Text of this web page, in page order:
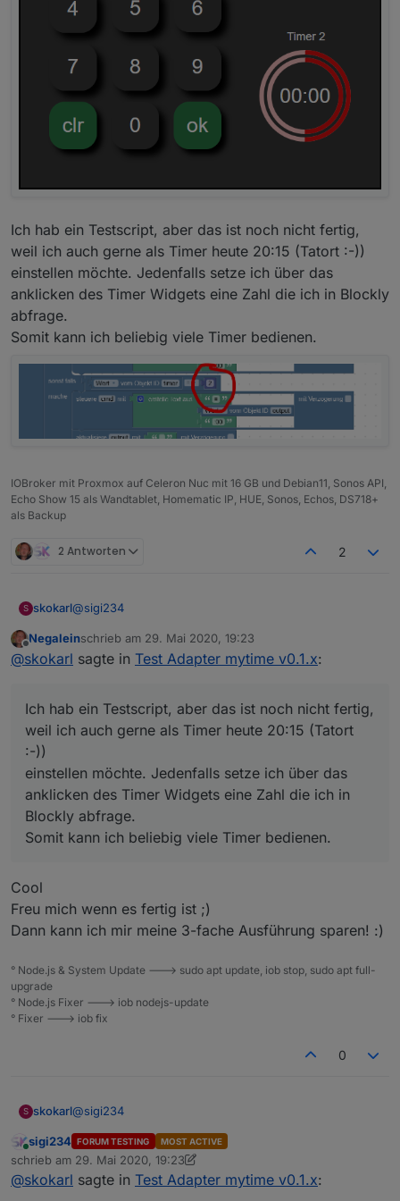
Wenn ich mehrere Timer habe kann ich immer nur
einen Timer schalten, geht das auch mit
mehreren?
Ich hab ein Testscript, aber das ist noch nicht fertig,
weil ich auch gerne als Timer heute 20:15 (Tatort :-))
einstellen möchte. Jedenfalls setze ich über das
anklicken des Timer Widgets eine Zahl die ich in Blockly
abfrage.
Somit kann ich beliebig viele Timer bedienen.
IOBroker mit Proxmox auf Celeron Nuc mit 16 GB und Debian11, Sonos API,
Echo Show 15 als Wandtablet, Homematic IP, HUE, Sonos, Echos, DS718+
als Backup
2 Antworten 2
S skokarl@sigi234
1.) die Zeit ist das myTime Countdown Plain Widget von
@OliverIO
Ich hab ein Testscript, aber das ist noch nicht fertig,
weil ich auch gerne als Timer heute 20:15 (Tatort :-))
Blockly abfrage.
Somit kann ich beliebig viele Timer bedienen.
Offline
Negaleinschrieb am 29. Mai 2020, 19:23
zuletzt editiert von
@skokarl sagte in Test Adapter mytime v0.1.x:
Ich hab ein Testscript, aber das ist noch nicht fertig,
weil ich auch gerne als Timer heute 20:15 (Tatort
:-))
einstellen möchte. Jedenfalls setze ich über das
anklicken des Timer Widgets eine Zahl die ich in
Blockly abfrage.
Somit kann ich beliebig viele Timer bedienen.
Cool
Freu mich wenn es fertig ist ;)
Dann kann ich mir meine 3-fache Ausführung sparen! :)
° Node.js & System Update ---> sudo apt update, iob stop, sudo apt full-
upgrade
° Node.js Fixer ---> iob nodejs-update
° Fixer ---> iob fix
0
S skokarl@sigi234
1.) die Zeit ist das myTime Countdown Plain Widget von
@OliverIO
2.)
Online
sigi234 FORUM TESTING MOST ACTIVE
schrieb am 29. Mai 2020, 19:23
zuletzt editiert von sigi234
@skokarl sagte in Test Adapter mytime v0.1.x: